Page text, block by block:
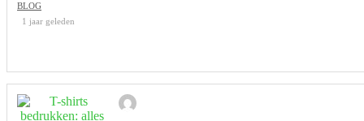
BLOG
1 jaar geleden